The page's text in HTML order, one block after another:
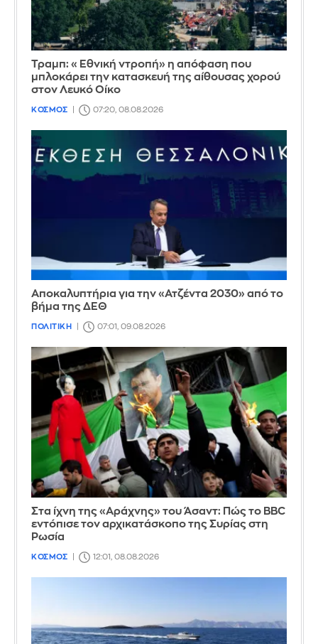
Τραμπ: «Εθνική ντροπή» η απόφαση που
μπλοκάρει την κατασκευή της αίθουσας χορού
στον Λευκό Οίκο
ΚΟΣΜΟΣ 07:20, 08.08.2026
Αποκαλυπτήρια για την «Ατζέντα 2030» από το
βήμα της ΔΕΘ
ΠΟΛΙΤΙΚΗ 07:01, 09.08.2026
Στα ίχνη της «Αράχνης» του Άσαντ: Πώς το BBC
εντόπισε τον αρχικατάσκοπο της Συρίας στη
Ρωσία
ΚΟΣΜΟΣ 12:01, 08.08.2026